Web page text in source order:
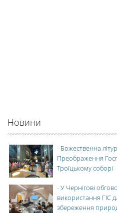
Новини
- Божественна
Преображення
Троїцькому соборі
-У Чернігові
використання ГІС
збереження